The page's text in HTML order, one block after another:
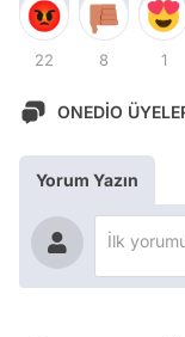
22 8 1
ONEDİO
Yorum Yazın